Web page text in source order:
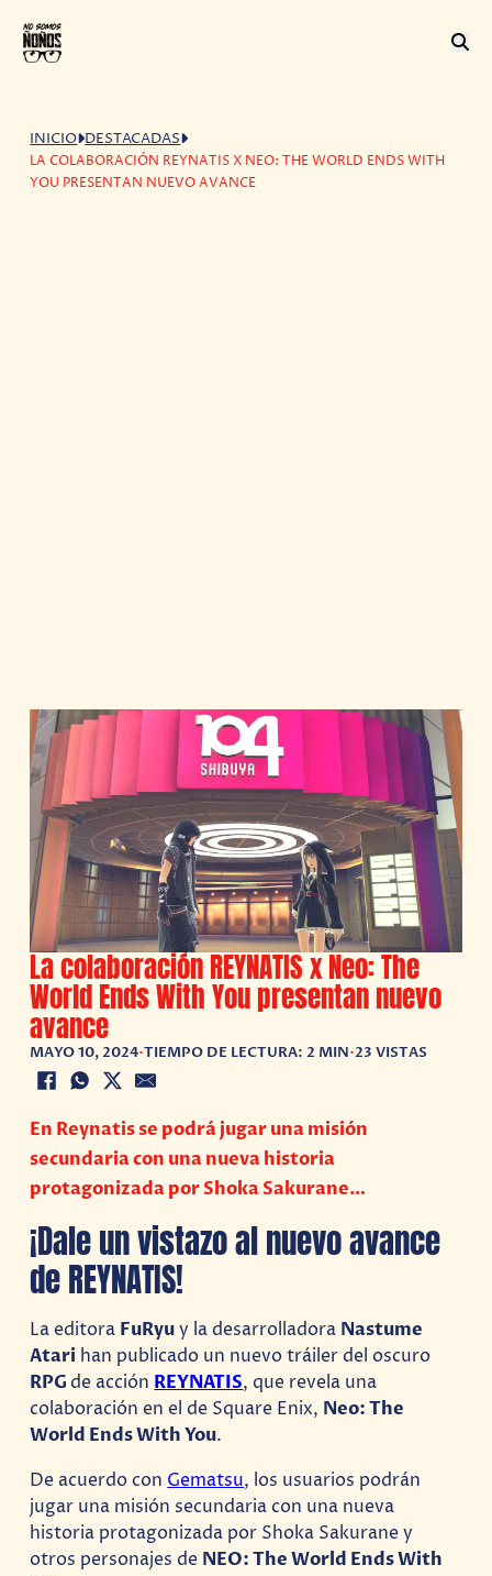
INICIO DESTACADAS
LA COLABORACIÓN REYNATIS X NEO: THE WORLD ENDS WITH
YOU PRESENTAN NUEVO AVANCE
La colaboración REYNATIS x Neo: The
World Ends With You presentan nuevo
avance
MAYO 10, 2024•TIEMPO DE LECTURA: 2 MIN•23 VISTAS
En Reynatis se podrá jugar una misión
secundaria con una nueva historia
protagonizada por Shoka Sakurane…
¡Dale un vistazo al nuevo avance
de REYNATIS!
La editora FuRyuy la desarrolladora Nastume
Atari han publicado un nuevo tráiler del oscuro
RPGde acciónREYNATIS, que revela una
colaboración en el de Square Enix, Neo: The
World Ends With You.
De acuerdo con Gematsu, los usuarios podrán
jugar una misión secundaria con una nueva
historia protagonizada por Shoka Sakurane y
otros personajes de NEO: The World Ends With